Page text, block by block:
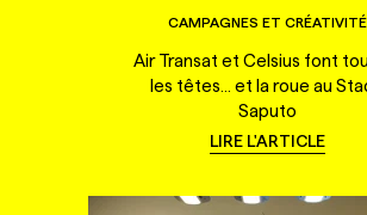
CAMPAGNES ET CRÉATIVITÉ
Air Transat et Celsius font
les têtes... et la roue au
Saputo
LIRE L'ARTICLE